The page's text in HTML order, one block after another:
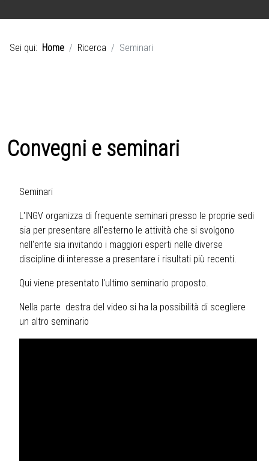
Sei qui: Home Ricerca Seminari
Convegni e seminari
Seminari
L'INGV organizza di frequente seminari presso le proprie sedi
sia per presentare all'esterno le attività che si svolgono
nell'ente sia invitando i maggiori esperti nelle diverse
discipline di interesse a presentare i risultati più recenti.
Qui viene presentato l'ultimo seminario proposto.
Nella parte destra del video si ha la possibilità di scegliere
un altro seminario